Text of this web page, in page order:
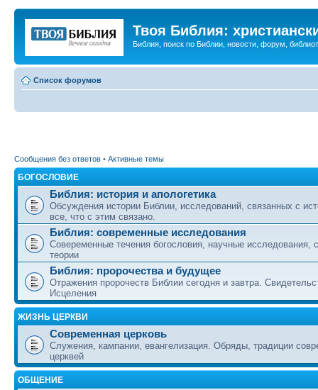
Твоя Библия:
Библия, поиск по Библии, новости, форум,
Список форумов
Сообщения без ответов • Активные темы
БОГОСЛОВИЕ
Библия: история и апологетика
Обсуждения истории Библии, исследований, связанных с
все, что с этим связано.
Библия: современные исследования
Совеременные течения богословия, научные исследования,
теории
Библия: пророчества и будущее
Отражения пророчеств Библии сегодня и завтра.
Исцеления
ЖИЗНЬ ЦЕРКВИ
Современная церковь
Служения, кампании, евангелизация. Обряды, традиции
церквей
ОБЩЕНИЕ